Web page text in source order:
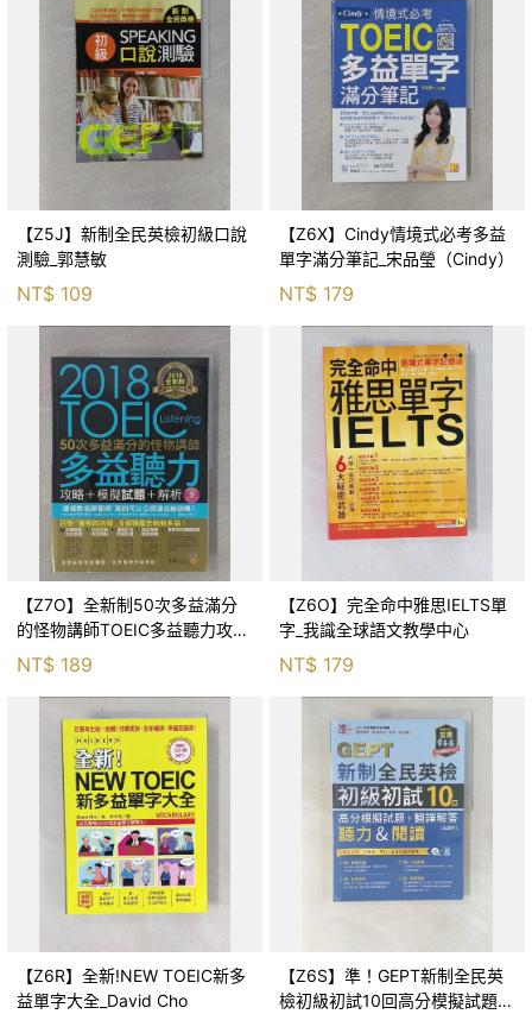
【Z5J】新制全民英檢初級口說
測驗_郭慧敏
NT$ 109
【Z6X】Cindy情境式必考多益
單字滿分筆記_宋品瑩（Cindy）
NT$ 179
【Z7O】全新制50次多益滿分
的怪物講師TOEIC多益聽力攻略
_模擬試題+解析合售_鄭相虎, 金
NT$ 189
【Z6O】完全命中雅思IELTS單
字_我識全球語文教學中心
NT$ 179
【Z6R】全新!NEW TOEIC新多
益單字大全_David Cho
【Z6S】準！GEPT新制全民英
檢初級初試10回高分模擬試題